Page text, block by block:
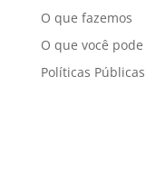
O que fazemos
O que você
Políticas